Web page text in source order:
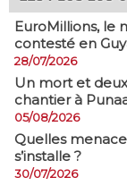
EuroMillions, ​le
contesté en
28/07/2026
​Un mort et
chantier à
05/08/2026
Quelles
s’installe ?
30/07/2026